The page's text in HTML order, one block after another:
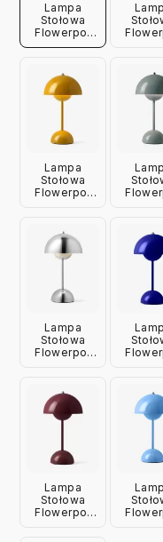
Lampa
Stołowa
Flowerpot
Vp9 Grey
Andtradition
Lampa
Stołowa
Flowerpot
Andtradition
Lampa
Stołowa
Flowerpot
Andtradition
Lampa
Stołowa
Flowerpot